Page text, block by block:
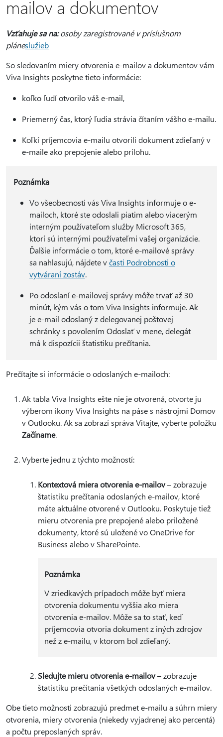
mailov a dokumentov
Vzťahuje sa na:osoby zaregistrované v príslušnom
pláneslužieb
So sledovaním miery otvorenia e-mailov a dokumentov vám
Viva Insights poskytne tieto informácie:
koľko ľudí otvorilo váš e-mail,
Priemerný čas, ktorý ľudia strávia čítaním vášho e-mailu.
Koľkí príjemcovia e-mailu otvorili dokument zdieľaný v
e-maile ako prepojenie alebo prílohu.
Poznámka
Vo všeobecnosti vás Viva Insights informuje o e-
mailoch, ktoré ste odoslali piatim alebo viacerým
interným používateľom služby Microsoft 365,
ktorí sú internými používateľmi vašej organizácie.
Ďalšie informácie o tom, ktoré e-mailové správy
sa nahlasujú, nájdete včasti Podrobnosti o
vytváraní zostáv.
Po odoslaní e-mailovej správy môže trvať až 30
minút, kým vás o tom Viva Insights informuje. Ak
je e-mail odoslaný z delegovanej poštovej
schránky s povolením Odoslať v mene, delegát
má k dispozícii štatistiku prečítania.
Prečítajte si informácie o odoslaných e-mailoch:
Ak tabla Viva Insights ešte nie je otvorená, otvorte ju
výberom ikony Viva Insights na páse s nástrojmi Domov
v Outlooku. Ak sa zobrazí správa Vitajte, vyberte položku
Začíname.
Vyberte jednu z týchto možností:
Kontextová miera otvorenia e-mailov– zobrazuje
štatistiku prečítania odoslaných e-mailov, ktoré
máte aktuálne otvorené v Outlooku. Poskytuje tiež
mieru otvorenia pre prepojené alebo priložené
dokumenty, ktoré sú uložené vo OneDrive for
Business alebo v SharePointe.
Poznámka
V zriedkavých prípadoch môže byť miera
otvorenia dokumentu vyššia ako miera
otvorenia e-mailov. Môže sa to stať, keď
príjemcovia otvoria dokument z iných zdrojov
než z e-mailu, v ktorom bol zdieľaný.
Sledujte mieru otvorenia e-mailov– zobrazuje
štatistiku prečítania všetkých odoslaných e-mailov.
Obe tieto možnosti zobrazujú predmet e-mailu a súhrn miery
otvorenia, miery otvorenia (niekedy vyjadrenej ako percentá)
a počtu preposlaných správ.